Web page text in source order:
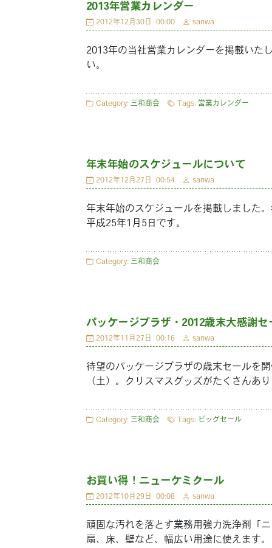
2013年営業カレンダー
2012年12月30日 00:00 sanwa
2013年の当社営業カレンダーを掲載いた
い。
Category: 三和商会 Tags: 営業カレンダー
年末年始のスケジュールについて
2012年12月27日 00:54 sanwa
年末年始のスケジュールを掲載しました
平成25年1月5日です。
Category: 三和商会
パッケージプラザ・2012歳末大感謝セ
2012年11月27日 00:16 sanwa
待望のパッケージプラザの歳末セールを
（土）。クリスマスグッズがたくさんあ
Category: 三和商会 Tags: ビッグセール
お買い得！ニューケミクール
2012年10月29日 00:08 sanwa
頑固な汚れを落とす業務用強力洗浄剤「
扇、床、壁など、幅広い用途に使えます。